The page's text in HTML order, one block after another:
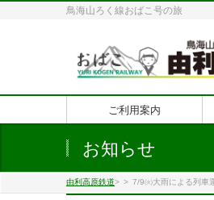
鳥海山ろく線おばこ号の旅
ご利用案内
お知らせ
由利高原鉄道> > 7/9㈫大雨による列車